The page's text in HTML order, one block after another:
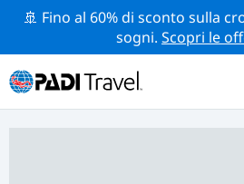
🚢 Fino al 60% di sconto sulla
sogni.Scopri le